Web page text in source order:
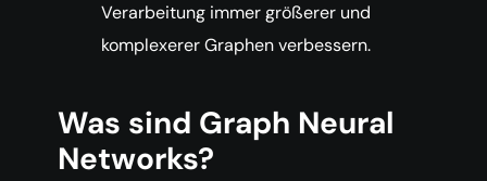
Verarbeitung immer größerer und
komplexerer Graphen verbessern.
Was sind Graph Neural
Networks?